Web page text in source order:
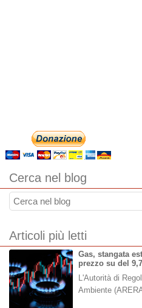
Cerca nel blog
Articoli più letti
Gas, stangata
prezzo su del
L'Autorità di
Ambiente